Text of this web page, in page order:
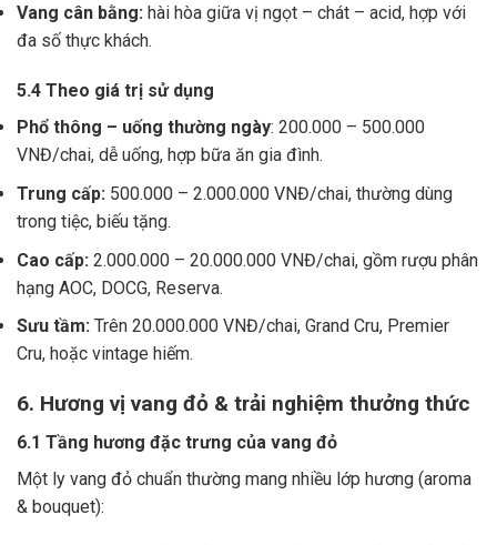
Vang cân bằng: hài hòa giữa vị ngọt – chát – acid, hợp với
đa số thực khách.
5.4 Theo giá trị sử dụng
Phổ thông – uống thường ngày: 200.000 – 500.000
VNĐ/chai, dễ uống, hợp bữa ăn gia đình.
Trung cấp: 500.000 – 2.000.000 VNĐ/chai, thường dùng
trong tiệc, biếu tặng.
Cao cấp: 2.000.000 – 20.000.000 VNĐ/chai, gồm rượu phân
hạng AOC, DOCG, Reserva.
Sưu tầm: Trên 20.000.000 VNĐ/chai, Grand Cru, Premier
Cru, hoặc vintage hiếm.
6. Hương vị vang đỏ & trải nghiệm thưởng thức
6.1 Tầng hương đặc trưng của vang đỏ
Một ly vang đỏ chuẩn thường mang nhiều lớp hương (aroma
& bouquet):